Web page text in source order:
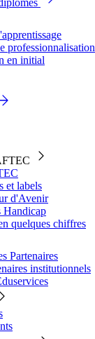
professionnalisation
en initial
et labels
d'Avenir
Handicap
quelques chiffres
Partenaires
institutionnels